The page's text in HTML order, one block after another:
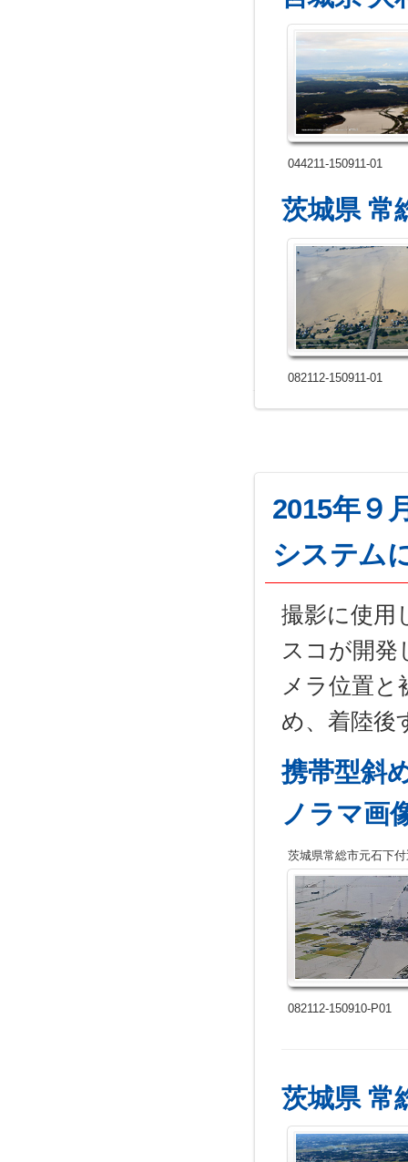
044211-150911-01
茨城県 常
082112-150911-01
2015年９
システム
撮影に使用
スコが開発
メラ位置と
め、着陸後
携帯型斜
ノラマ画
茨城県常総市元石下
082112-150910-P01
茨城県 常